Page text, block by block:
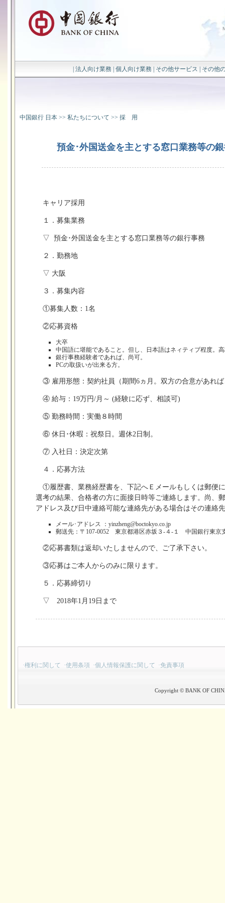
法人向け業務 個人向け業務 その他サービス その他
中国銀行 日本 >> 私たちについて >> 採 用
預金･外国送金を主とする窓口業務等の
キャリア採用
１．募集業務
▽ 預金･外国送金を主とする窓口業務等の銀行事務
２．勤務地
▽ 大阪
３．募集内容
①募集人数：1名
②応募資格
大卒
中国語に堪能であること。但し、日本語はネィティブ程度。
銀行事務経験者であれば、尚可。
PCの取扱いが出来る方。
③ 雇用形態：契約社員（期間6ヵ月。双方の合意があれ
④ 給与：19万円/月～ (経験に応ず、相談可)
⑤ 勤務時間：実働８時間
⑥ 休日･休暇：祝祭日。週休2日制。
⑦ 入社日：決定次第
４．応募方法
①履歴書、業務経歴書を、下記へＥメールもしくは郵便
選考の結果、合格者の方に面接日時等ご連絡します。尚、
アドレス及び日中連絡可能な連絡先がある場合はその連絡
メール･アドレス ： yinzheng@boctokyo.co.jp
郵送先：〒107-0052 東京都港区赤坂３-４-１ 中国銀行東京
②応募書類は返却いたしませんので、ご了承下さい。
③応募はご本人からのみに限ります。
５．応募締切り
▽ 2018年1月19日まで
·権利に関して ·使用条項 ·個人情報保護に関して ·免責事項
Copyright © BANK OF